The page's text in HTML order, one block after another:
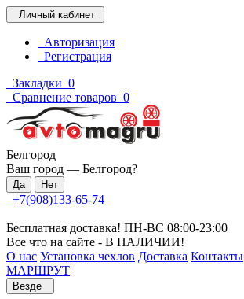
Личный кабинет
Авторизация
Регистрация
Закладки 0
Сравнение товаров 0
Белгород
Ваш город — Белгород?
+7(908)133-65-74
Бесплатная доставка! ПН-ВС 08:00-23:00
Все что на сайте - В НАЛИЧИИ!
О нас Установка чехлов Доставка Контакты
МАРШРУТ
Везде